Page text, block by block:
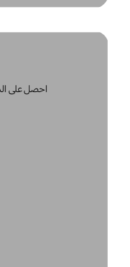
احصل على